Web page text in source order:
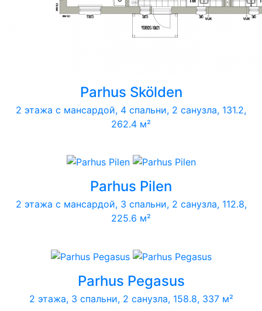
Parhus Skölden
2 этажа с мансардой, 4 спальни, 2 санузла, 131.2,
262.4 м²
Parhus Pilen
2 этажа с мансардой, 3 спальни, 2 санузла, 112.8,
225.6 м²
Parhus Pegasus
2 этажа, 3 спальни, 2 санузла, 158.8, 337 м²